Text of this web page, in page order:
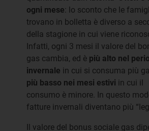
ogni mese: lo sconto che le
trovano in bolletta è diverso a
della stagione in cui viene
Infatti, ogni 3 mesi il valore del
gas cambia, ed è più alto nel
invernale in cui si consuma più
più basso nei mesi estivi in cui il
consumo è minore. In questo
fatture invernali diventano più
Il valore del bonus sociale gas